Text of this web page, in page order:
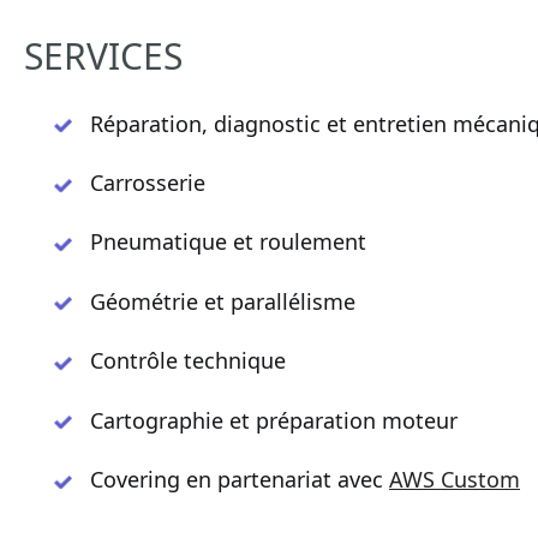
SERVICES
Réparation, diagnostic et entretien
Carrosserie
Pneumatique et roulement
Géométrie et parallélisme
Contrôle technique
Cartographie et préparation moteur
Covering en partenariat avec AWS Custom